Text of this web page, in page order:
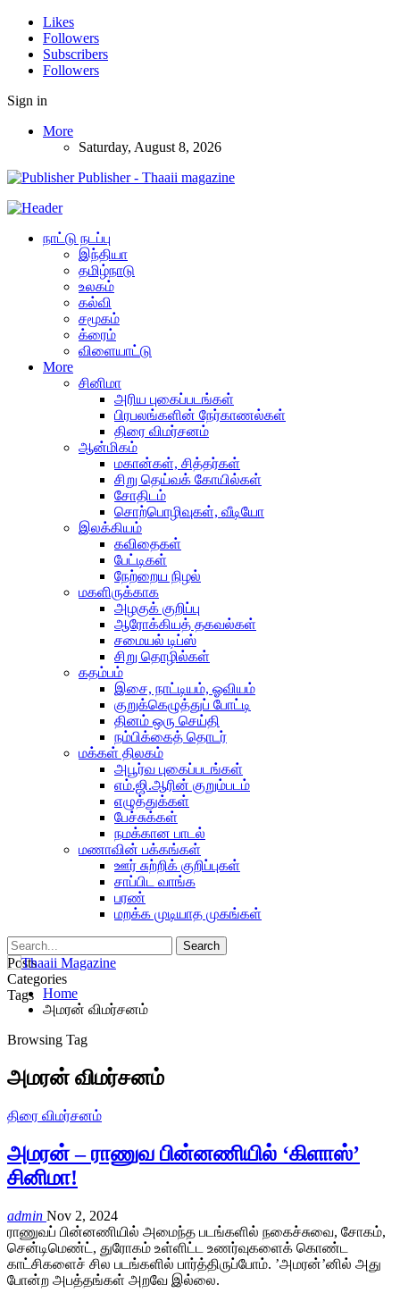
Likes
Followers
Subscribers
Followers
Sign in
More
Saturday, August 8, 2026
Publisher - Thaaii magazine
நாட்டு நடப்பு
இந்தியா
தமிழ்நாடு
உலகம்
கல்வி
சமூகம்
க்ரைம்
விளையாட்டு
More
சினிமா
அரிய புகைப்படங்கள்
பிரபலங்களின் நேர்காணல்கள்
திரை விமர்சனம்
ஆன்மிகம்
மகான்கள், சித்தர்கள்
சிறு தெய்வக் கோயில்கள்
சோதிடம்
சொற்பொழிவுகள், வீடியோ
இலக்கியம்
கவிதைகள்
பேட்டிகள்
நேற்றைய நிழல்
மகளிருக்காக
அழகுக் குறிப்பு
ஆரோக்கியத் தகவல்கள்
சமையல் டிப்ஸ்
சிறு தொழில்கள்
கதம்பம்
இசை, நாட்டியம், ஓவியம்
குறுக்கெழுத்துப் போட்டி
தினம் ஒரு செய்தி
நம்பிக்கைத் தொடர்
மக்கள் திலகம்
அபூர்வ புகைப்படங்கள்
எம்.ஜி.ஆரின் குறும்படம்
எழுத்துக்கள்
பேச்சுக்கள்
நமக்கான பாடல்
மணாவின் பக்கங்கள்
ஊர் சுற்றிக் குறிப்புகள்
சாப்பிட வாங்க
பரண்
மறக்க முடியாத முகங்கள்
Posts
Categories
Tags Home
அமரன் விமர்சனம்
Browsing Tag
அமரன் விமர்சனம்
திரை விமர்சனம்
அமரன் – ராணுவ பின்னணியில் ‘கிளாஸ்’
சினிமா!
admin Nov 2, 2024
ராணுவப் பின்னணியில் அமைந்த படங்களில் நகைச்சுவை, சோகம்,
சென்டிமெண்ட், துரோகம் உள்ளிட்ட உணர்வுகளைக் கொண்ட
காட்சிகளைச் சில படங்களில் பார்த்திருப்போம். ’அமரன்’னில் அது
போன்ற அபத்தங்கள் அறவே இல்லை.